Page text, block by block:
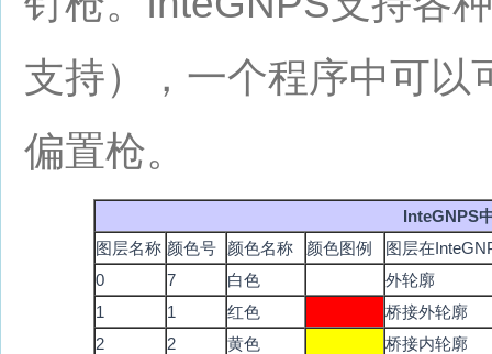
支持），一个程序中可以
偏置枪。
InteGNPS
图层名称 颜色号 颜色名称 颜色图例
图层在
0
7 白色
外轮廓
1
1 红色
桥接外轮廓
2
2 黄色
桥接内轮廓